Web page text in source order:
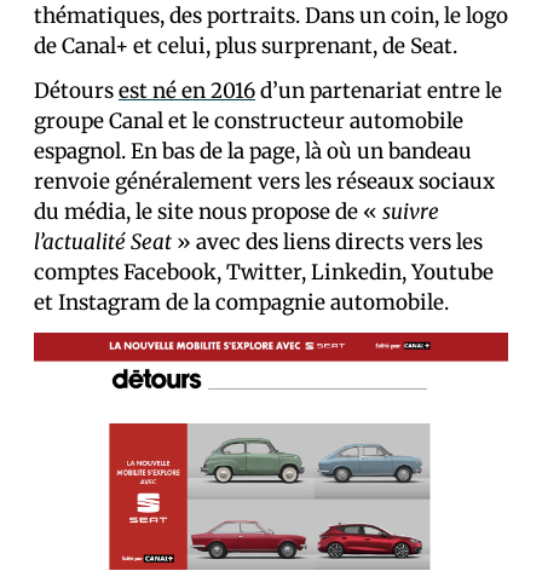
thématiques, des portraits. Dans un coin, le logo
de Canal+ et celui, plus surprenant, de Seat.
Détoursest né en 2016d’un partenariat entre le
groupe Canal et le constructeur automobile
espagnol. En bas de la page, là où un bandeau
renvoie généralement vers les réseaux sociaux
du média, le site nous propose de « suivre
l’actualité Seat » avec des liens directs vers les
comptes Facebook, Twitter, Linkedin, Youtube
et Instagram de la compagnie automobile.